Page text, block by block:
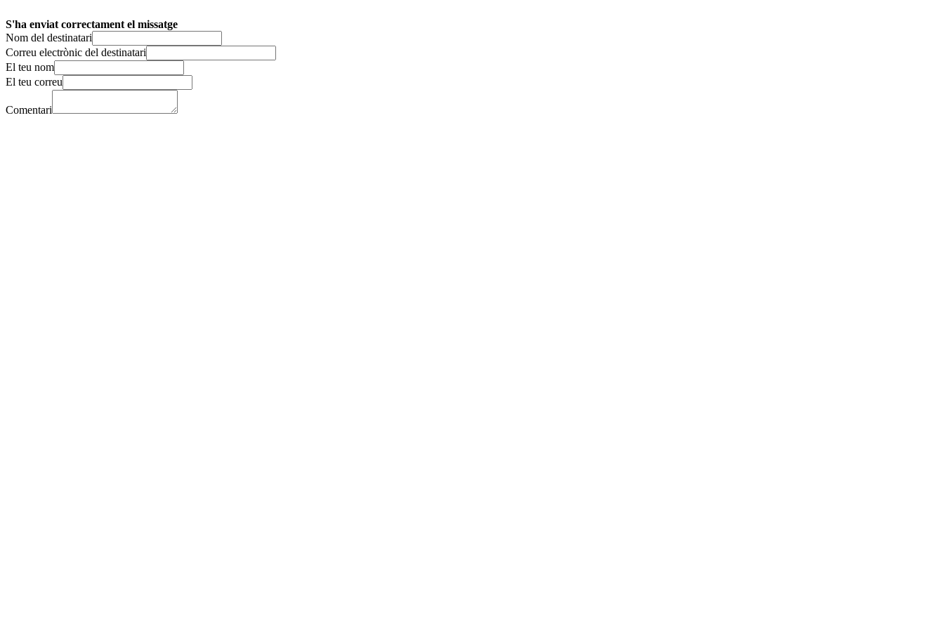
S'ha enviat correctament el missatge
Nom del destinatari
Correu electrònic del destinatari
El teu nom
El teu correu
Comentari